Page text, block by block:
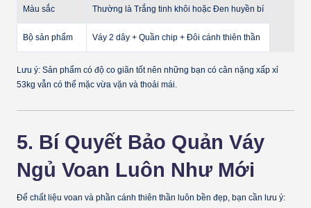
Màu sắc Thường là Trắng tinh khôi hoặc Đen huyền bí
Bộ sản phẩm Váy 2 dây + Quần chip + Đôi cánh thiên thần
Lưu ý: Sản phẩm có độ co giãn tốt nên những bạn có cân nặng xấp xỉ
53kg vẫn có thể mặc vừa vặn và thoải mái.
5. Bí Quyết Bảo Quản Váy
Ngủ Voan Luôn Như Mới
Để chất liệu voan và phần cánh thiên thần luôn bền đẹp, bạn cần lưu ý: